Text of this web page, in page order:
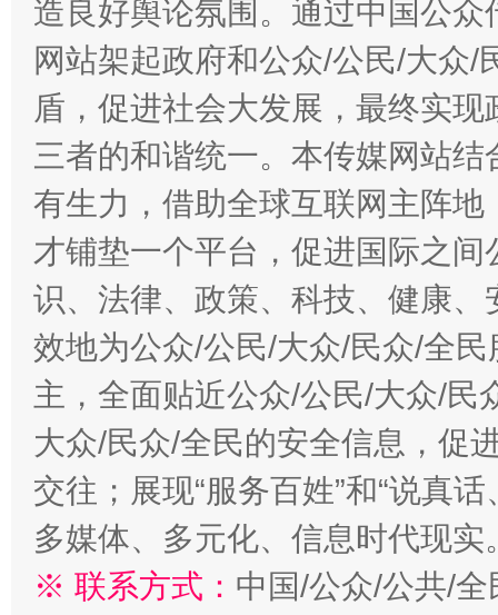
造良好舆论氛围。通过中国公
网站架起政府和公众/公民/大众
盾，促进社会大发展，最终实
三者的和谐统一。本传媒网站
有生力，借助全球互联网主阵
才铺垫一个平台，促进国际之
识、法律、政策、科技、健康
效地为公众/公民/大众/民众/全
主，全面贴近公众/公民/大众/民
大众/民众/全民的安全信息，促
交往；展现“服务百姓”和“说真
多媒体、多元化、信息时代现实
※ 联系方式： 中国/公众/公共/